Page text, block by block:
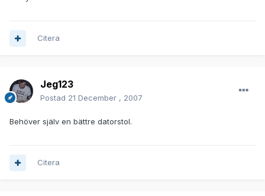
Citera
Jeg123
Postad 21 December , 2007
Behöver själv en bättre datorstol.
Citera